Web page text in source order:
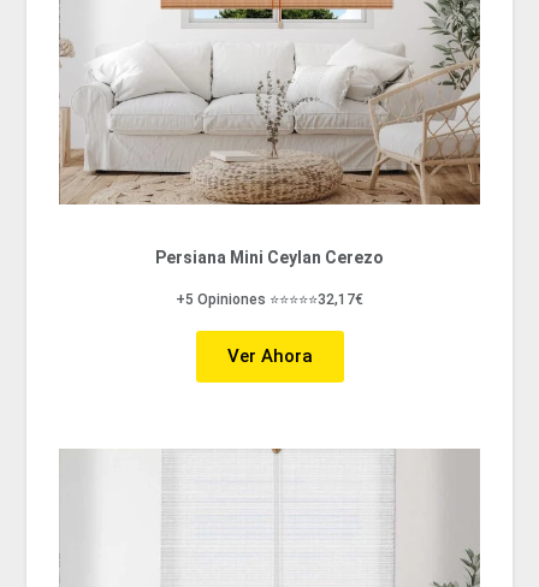
Persiana Mini Ceylan Cerezo
+5 Opiniones ⭐⭐⭐⭐⭐32,17€
Ver Ahora